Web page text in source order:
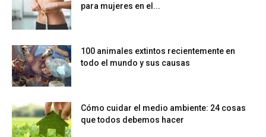
para mujeres en el...
100 animales extintos recientemente en
todo el mundo y sus causas
Cómo cuidar el medio ambiente: 24 cosas
que todos debemos hacer